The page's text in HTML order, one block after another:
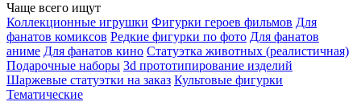
Чаще всего ищут
Коллекционные игрушки Фигурки героев фильмов Для
фанатов комиксов Редкие фигурки по фото Для фанатов
аниме Для фанатов кино Статуэтка животных (реалистичная)
Подарочные наборы 3d прототипирование изделий
Шаржевые статуэтки на заказ Культовые фигурки
Тематические